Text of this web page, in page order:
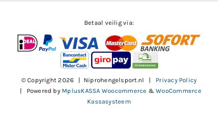
Betaal veilig via:
© Copyright2026 | Niprohengelsport.nl | Privacy Policy
| Powered by MplusKASSA Woocommerce &WooCommerce
Kassasysteem